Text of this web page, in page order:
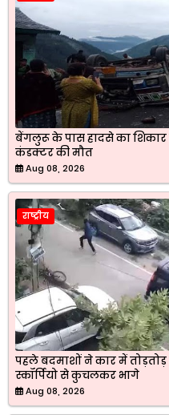
बेंगलुरू के पास हादसे का शिकार
कंडक्टर की मौत
Aug 08, 2026
राष्ट्रीय
पहले बदमाशों ने कार में
स्कॉर्पियो से कुचलकर भागे
Aug 08, 2026